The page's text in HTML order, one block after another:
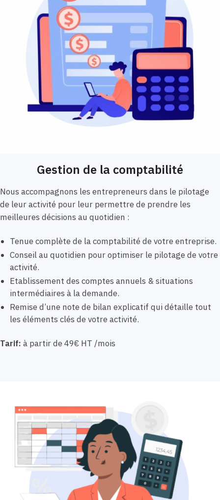
Gestion de la comptabilité
Nous accompagnons les entrepreneurs dans le pilotage
de leur activité pour leur permettre de prendre les
meilleures décisions au quotidien :
Tenue complète de la comptabilité de votre entreprise.
Conseil au quotidien pour optimiser le pilotage de votre
activité.
Etablissement des comptes annuels & situations
intermédiaires à la demande.
Remise d’une note de bilan explicatif qui détaille tout
les éléments clés de votre activité.
Tarif: à partir de 49€ HT /mois